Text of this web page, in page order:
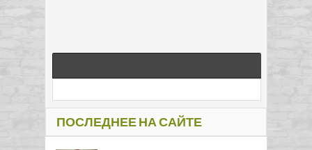
ПОСЛЕДНЕЕ НА САЙТЕ